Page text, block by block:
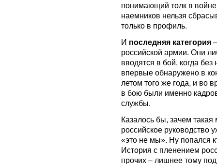
понимающий толк в
наемников нельзя
только в профиль.
И последняя категория
российской армии. Они
вводятся в бой, когда
впервые обнаружено в
летом того же года, и во
в бою были именно
службы.
Казалось бы, зачем
российское руководство
«это не мы». Ну попался
История с пленением
прочих – лишнее тому